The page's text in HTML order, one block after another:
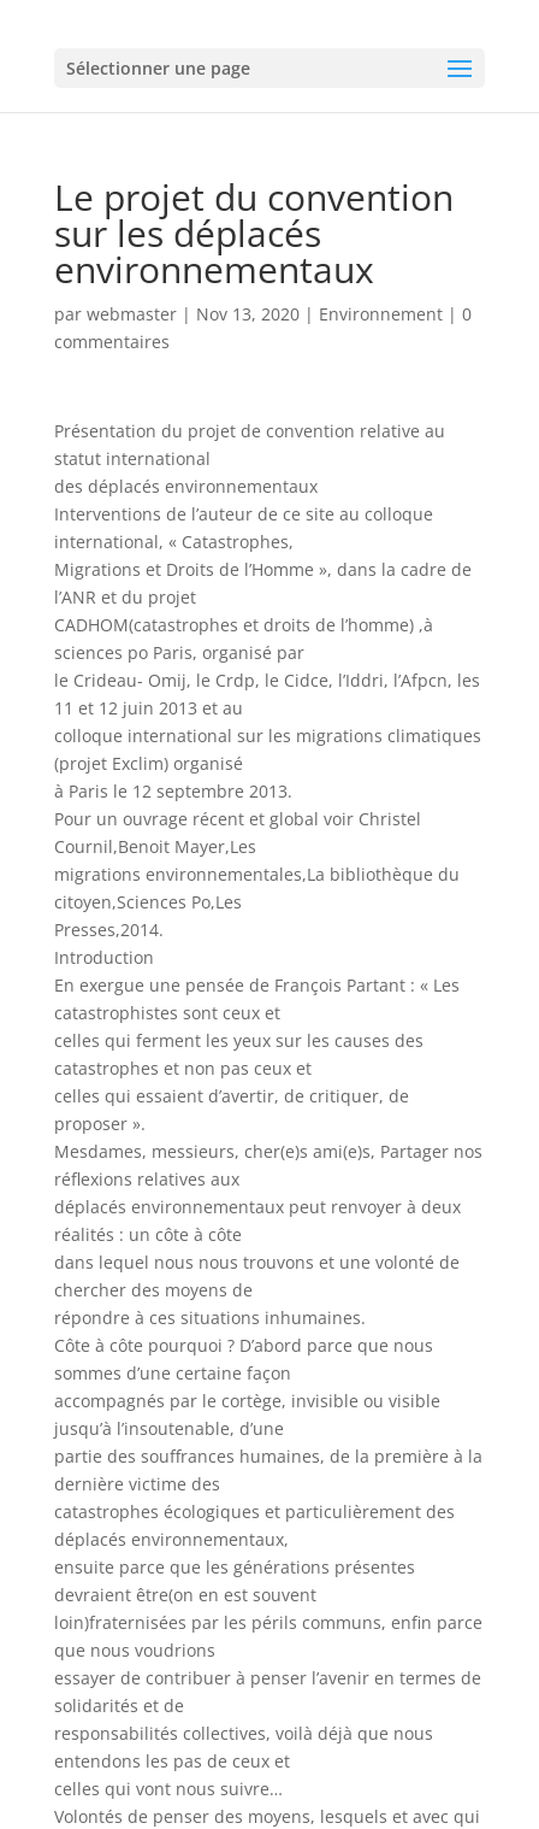
Sélectionner une page
Le projet du convention
sur les déplacés
environnementaux
par webmaster| Nov 13, 2020| Environnement| 0
commentaires
Présentation du projet de convention relative au
statut international
des déplacés environnementaux
Interventions de l’auteur de ce site au colloque
international, « Catastrophes,
Migrations et Droits de l’Homme », dans la cadre de
l’ANR et du projet
CADHOM(catastrophes et droits de l’homme) ,à
sciences po Paris, organisé par
le Crideau- Omij, le Crdp, le Cidce, l’Iddri, l’Afpcn, les
11 et 12 juin 2013 et au
colloque international sur les migrations climatiques
(projet Exclim) organisé
à Paris le 12 septembre 2013.
Pour un ouvrage récent et global voir Christel
Cournil,Benoit Mayer,Les
migrations environnementales,La bibliothèque du
citoyen,Sciences Po,Les
Presses,2014.
Introduction
En exergue une pensée de François Partant : « Les
catastrophistes sont ceux et
celles qui ferment les yeux sur les causes des
catastrophes et non pas ceux et
celles qui essaient d’avertir, de critiquer, de
proposer ».
Mesdames, messieurs, cher(e)s ami(e)s, Partager nos
réflexions relatives aux
déplacés environnementaux peut renvoyer à deux
réalités : un côte à côte
dans lequel nous nous trouvons et une volonté de
chercher des moyens de
répondre à ces situations inhumaines.
Côte à côte pourquoi ? D’abord parce que nous
sommes d’une certaine façon
accompagnés par le cortège, invisible ou visible
jusqu’à l’insoutenable, d’une
partie des souffrances humaines, de la première à la
dernière victime des
catastrophes écologiques et particulièrement des
déplacés environnementaux,
ensuite parce que les générations présentes
devraient être(on en est souvent
loin)fraternisées par les périls communs, enfin parce
que nous voudrions
essayer de contribuer à penser l’avenir en termes de
solidarités et de
responsabilités collectives, voilà déjà que nous
entendons les pas de ceux et
celles qui vont nous suivre…
Volontés de penser des moyens, lesquels et avec qui